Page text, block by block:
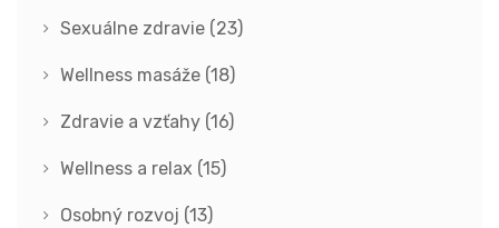
Sexuálne zdravie (23)
Wellness masáže (18)
Zdravie a vzťahy (16)
Wellness a relax (15)
Osobný rozvoj (13)